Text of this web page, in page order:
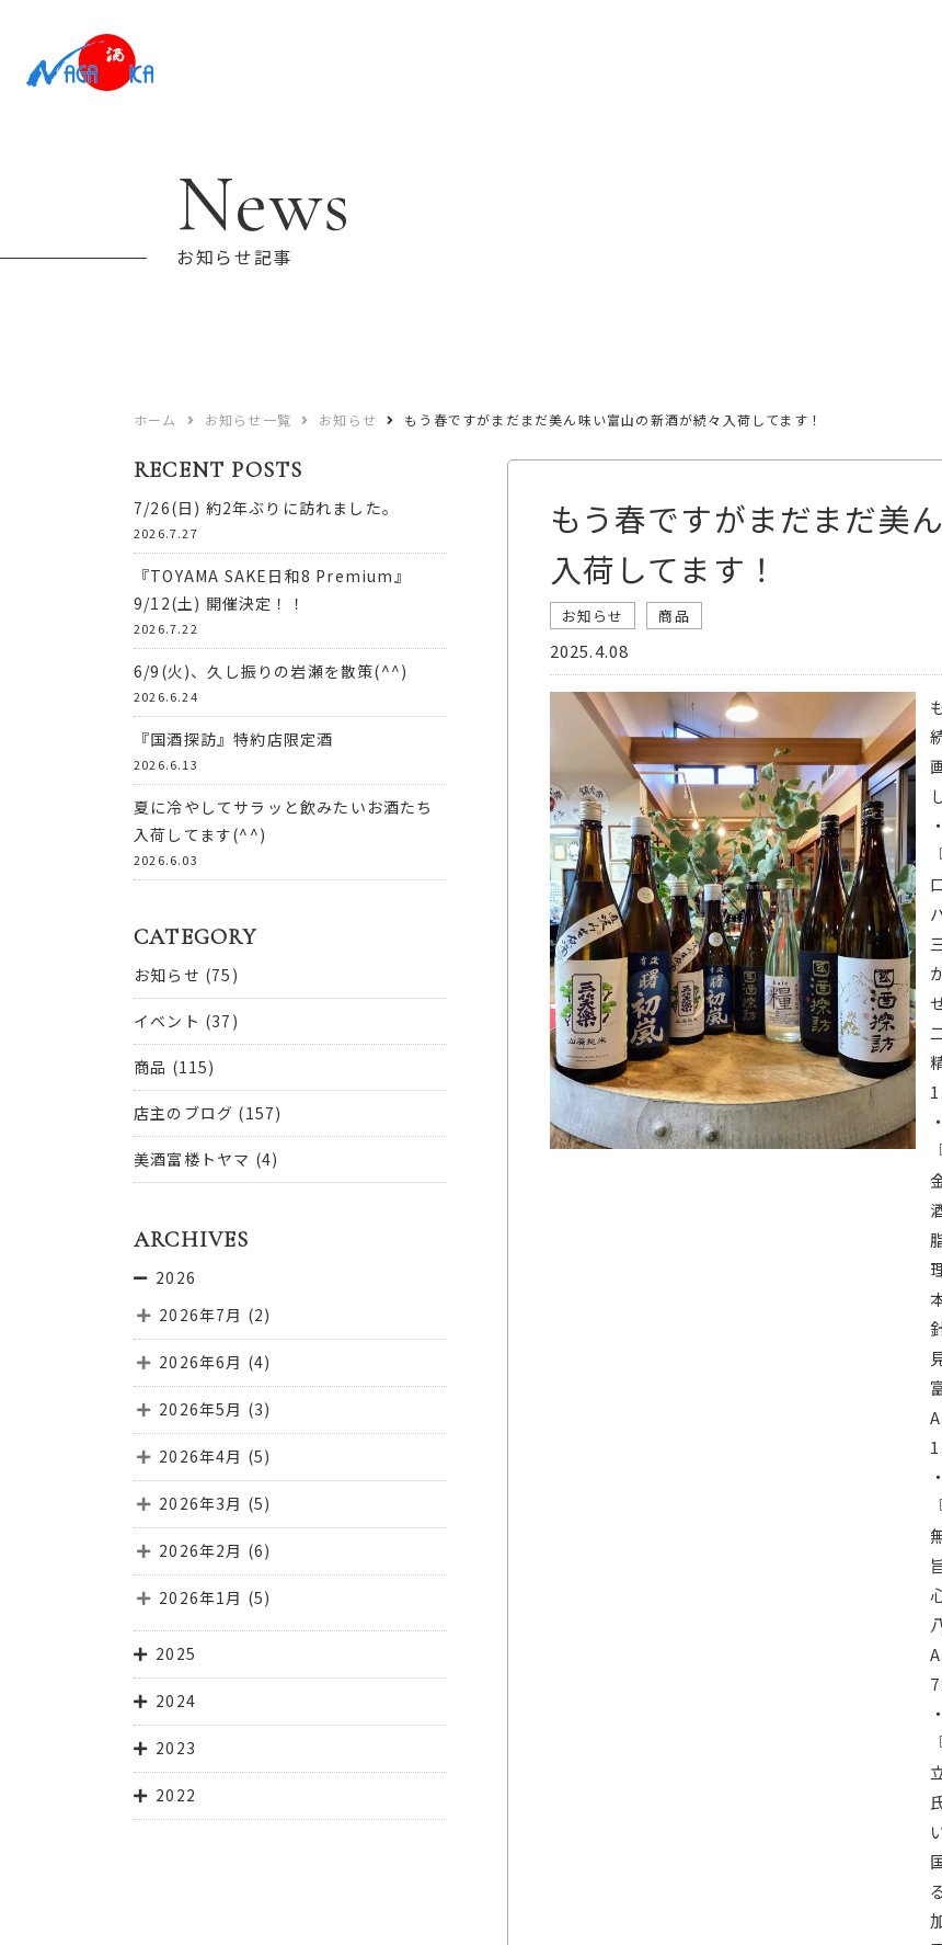
News
お知らせ記事
ホーム お知らせ一覧 お知らせ もう春ですがまだまだ美ん味い富山の新酒が続々入荷してます！
RECENT POSTS
7/26(日) 約2年ぶりに訪れました。
2026.7.27
『TOYAMA SAKE日和8 Premium』
9/12(土) 開催決定！！
2026.7.22
6/9(火)、久し振りの岩瀬を散策(^^)
2026.6.24
『国酒探訪』特約店限定酒
2026.6.13
夏に冷やしてサラッと飲みたいお酒たち
入荷してます(^^)
2026.6.03
CATEGORY
お知らせ (75)
イベント (37)
商品 (115)
店主のブログ (157)
美酒富楼トヤマ (4)
ARCHIVES
2026
2026年7月 (2)
2026年6月 (4)
2026年5月 (3)
2026年4月 (5)
2026年3月 (5)
2026年2月 (6)
2026年1月 (5)
2025
2024
2023
2022
もう春ですがまだまだ美
入荷してます！
お知らせ 商品
2025.4.08
・
・
・
・